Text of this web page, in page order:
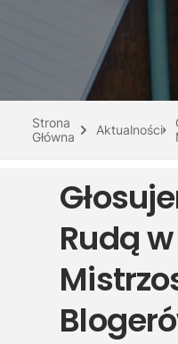
Do pobrania
Interaktywna
Strona
Główna
Aktualności
Rudą